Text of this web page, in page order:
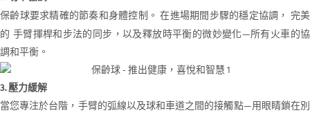
保齡球要求精確的節奏和身體控制。 在進場期間步驟的穩定協調， 完美
的 手臂揮桿和步法的同步，以及釋放時平衡的微妙變化—所有火車的協
調和平衡。
3. 壓力緩解
當您專注於台階，手臂的弧線以及球和車道之間的接觸點—用眼睛鎖在別